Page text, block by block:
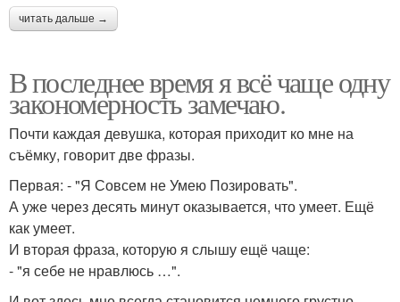
читать дальше →
В последнее время я всё чаще одну
закономерность замечаю.
Почти каждая девушка, которая приходит ко мне на
съёмку, говорит две фразы.
Первая: - "Я Совсем не Умею Позировать".
А уже через десять минут оказывается, что умеет. Ещё
как умеет.
И вторая фраза, которую я слышу ещё чаще:
- "я себе не нравлюсь …".